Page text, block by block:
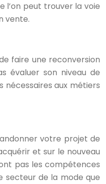
l’on peut trouver la voie
vente.
faire une reconversion
évaluer son niveau de
aux métiers
votre projet de
et sur le nouveau
pas les compétences
secteur de la mode que